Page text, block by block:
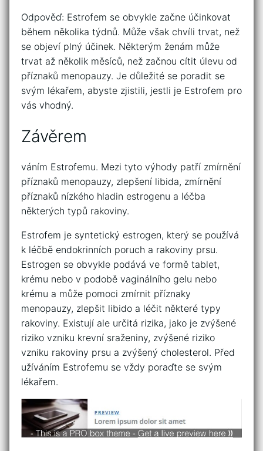
Odpověď: Estrofem se obvykle začne účinkovat
během několika týdnů. Může však chvíli trvat, než
se objeví plný účinek. Některým ženám může
trvat až několik měsíců, než začnou cítit úlevu od
příznaků menopauzy. Je důležité se poradit se
svým lékařem, abyste zjistili, jestli je Estrofem pro
vás vhodný.
Závěrem
váním Estrofemu. Mezi tyto výhody patří zmírnění
příznaků menopauzy, zlepšení libida, zmírnění
příznaků nízkého hladin estrogenu a léčba
některých typů rakoviny.
Estrofem je syntetický estrogen, který se používá
k léčbě endokrinních poruch a rakoviny prsu.
Estrogen se obvykle podává ve formě tablet,
krému nebo v podobě vaginálního gelu nebo
krému a může pomoci zmírnit příznaky
menopauzy, zlepšit libido a léčit některé typy
rakoviny. Existují ale určitá rizika, jako je zvýšené
riziko vzniku krevní sraženiny, zvýšené riziko
vzniku rakoviny prsu a zvýšený cholesterol. Před
užíváním Estrofemu se vždy poraďte se svým
lékařem.